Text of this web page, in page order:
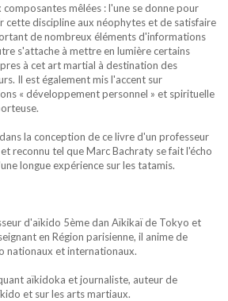
mêlées : l'une se donne pour
cette discipline aux néophytes et de satisfaire
de nombreux éléments d'informations
s'attache à mettre en lumière certains
à cet art martial à destination des
Il est également mis l'accent sur
« développement personnel » et spirituelle
la conception de ce livre d'un professeur
reconnu tel que Marc Bachraty se fait l'écho
longue expérience sur les tatamis.
d'aïkido 5ème dan Aïkikaï de Tokyo et
en Région parisienne, il anime de
nationaux et internationaux.
aïkidoka et journaliste, auteur de
et sur les arts martiaux.